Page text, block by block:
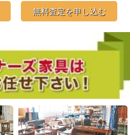
無料査定を申し込む